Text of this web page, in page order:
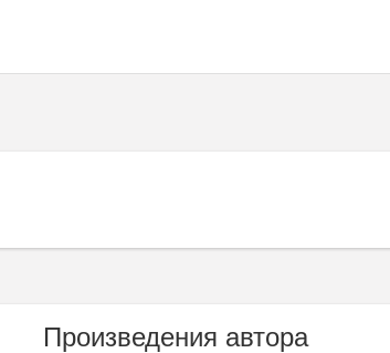
Произведения автора